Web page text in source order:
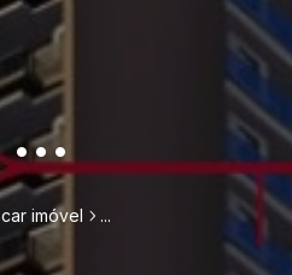
...
imóvel ...